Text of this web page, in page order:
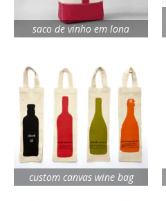
saco de vinho em lona
custom canvas wine bag